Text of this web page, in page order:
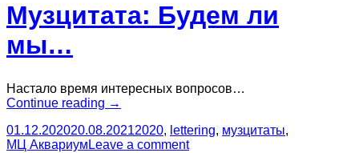
Музцитата: Будем ли
мы…
Настало время интересных вопросов…
Continue reading “Музцитата:
ли
мы…”
→
01.12.202020.08.20212020, lettering, музцитаты,
МЦ Аквариум Leave a comment